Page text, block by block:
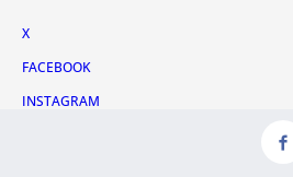
X
FACEBOOK
INSTAGRAM